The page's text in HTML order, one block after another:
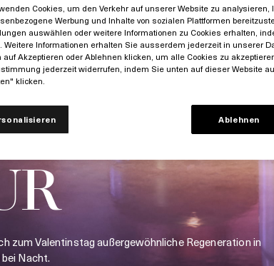
zum Valentinstag außergewöhnliche Regeneration in
Nacht.
Cookies, um den Verkehr auf unserer Website zu
Werbung und Inhalte von sozialen Plattformen
auswählen oder weitere Informationen zu Cookies erhalten,
Weitere Informationen erhalten Sie ausserdem jederzeit in unserer
auf Akzeptieren oder Ablehnen klicken, um alle Cookies zu
jederzeit widerrufen, indem Sie unten auf dieser Website
klicken.
Ablehnen